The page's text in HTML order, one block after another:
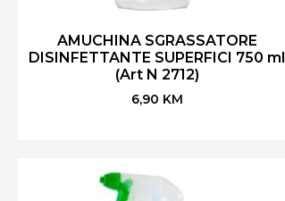
AMUCHINA SGRASSATORE
DISINFETTANTE SUPERFICI 750 ml
(Art N 2712)
6,90 KM